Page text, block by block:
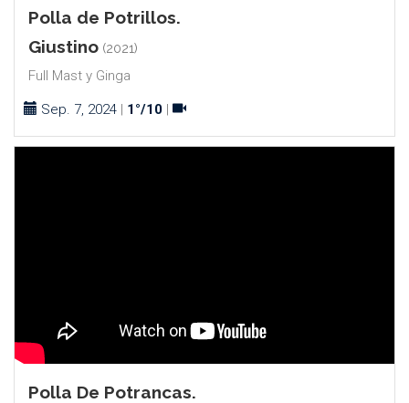
Polla de Potrillos.
Giustino (2021)
Full Mast y Ginga
Sep. 7, 2024 | 1°/10 |
Polla De Potrancas.